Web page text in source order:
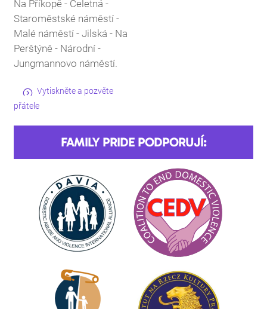
Na Příkopě - Celetná -
Staroměstské náměstí -
Malé náměstí - Jilská - Na
Perštýně - Národní -
Jungmannovo náměstí.
Vytiskněte a pozvěte
přátele
FAMILY PRIDE PODPORUJÍ: